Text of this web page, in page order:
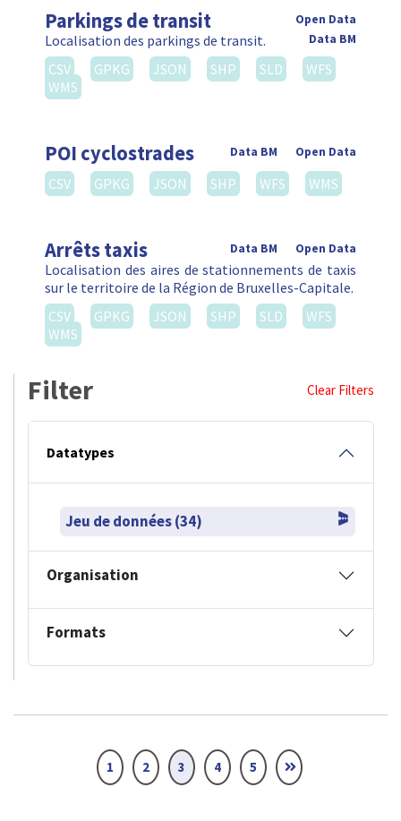
Parkings de transit
Open Data
Data BM
Localisation des parkings de transit.
CSV
GPKG JSON SHP SLD
WFS
WMS
POI cyclostrades Open Data
Data BM
CSV GPKG JSON SHP WFS WMS
Arrêts taxis Open Data
Data BM
Localisation des aires de stationnements de taxis
sur le territoire de la Région de Bruxelles-Capitale.
CSV
GPKG JSON SHP SLD
WFS
WMS
Filter Clear Filters
Datatypes
Jeu de données (34)
Organisation
Formats
1 2 3 4 5